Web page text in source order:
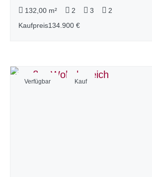
132,00 m²
2 3
2
Kaufpreis134.900 €
Verfügbar Kauf